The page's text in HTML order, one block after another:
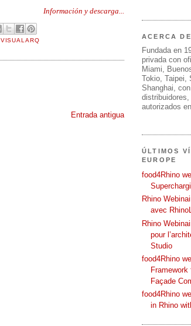
Información y descarga...
VISUALARQ
Entrada antigua
ACERCA
Fundada en
privada con
Miami,
Tokio, Taipei,
Shanghai,
autorizados
ÚLTIMOS
EUROPE
food4Rhino
Rhino
avec
Rhino
pour
Studio
food4Rhino
Façade
food4Rhino
in Rhino